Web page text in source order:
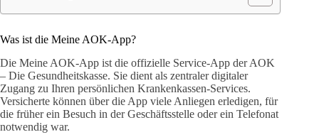
Was ist die Meine AOK-App?
Die Meine AOK-App ist die offizielle Service-App der AOK
– Die Gesundheitskasse. Sie dient als zentraler digitaler
Zugang zu Ihren persönlichen Krankenkassen-Services.
Versicherte können über die App viele Anliegen erledigen, für
die früher ein Besuch in der Geschäftsstelle oder ein Telefonat
notwendig war.